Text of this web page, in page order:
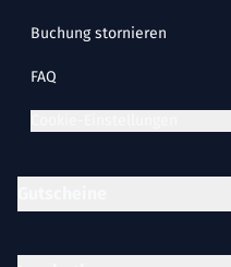
Buchung stornieren
FAQ